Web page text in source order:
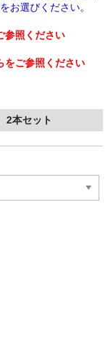
お選びください。
参照ください
をご参照ください
本セット